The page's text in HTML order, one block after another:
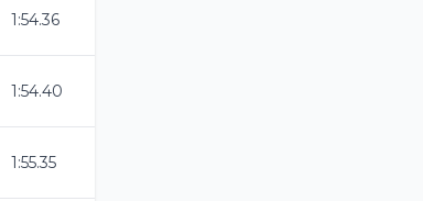
1:54.36
1:54.40
1:55.35